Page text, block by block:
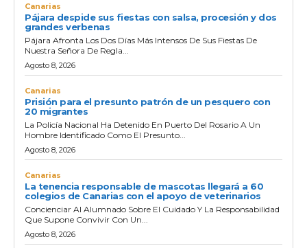
Canarias
Pájara despide sus fiestas con salsa, procesión y dos
grandes verbenas
Pájara Afronta Los Dos Días Más Intensos De Sus Fiestas De
Nuestra Señora De Regla...
Agosto 8, 2026
Canarias
Prisión para el presunto patrón de un pesquero con
20 migrantes
La Policía Nacional Ha Detenido En Puerto Del Rosario A Un
Hombre Identificado Como El Presunto...
Agosto 8, 2026
Canarias
La tenencia responsable de mascotas llegará a 60
colegios de Canarias con el apoyo de veterinarios
Concienciar Al Alumnado Sobre El Cuidado Y La Responsabilidad
Que Supone Convivir Con Un...
Agosto 8, 2026